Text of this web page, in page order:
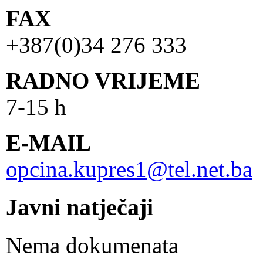
FAX
+387(0)34 276 333
RADNO VRIJEME
7-15 h
E-MAIL
opcina.kupres1@tel.net.ba
Javni natječaji
Nema dokumenata